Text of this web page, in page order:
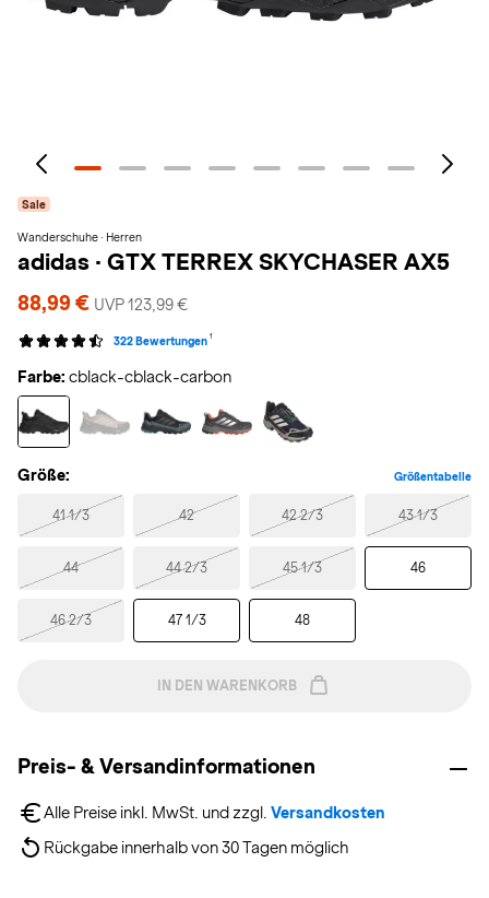
Sale
Wanderschuhe · Herren
adidas · GTX TERREX SKYCHASER AX5
88,99 € UVP 123,99 €
322 Bewertungen 1
Farbe: cblack-cblack-carbon
Größe: Größentabelle
41 1/3 42 42 2/3 43 1/3
44 44 2/3 45 1/3 46
46 2/3 47 1/3 48
IN DEN WARENKORB
Preis- & Versandinformationen
Alle Preise inkl. MwSt. und zzgl. Versandkosten
Rückgabe innerhalb von 30 Tagen möglich